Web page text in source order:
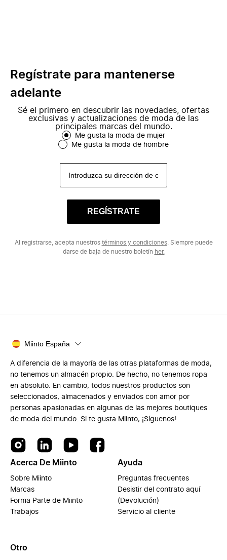
Regístrate para mantenerse
adelante
Sé el primero en descubrir las novedades, ofertas
exclusivas y actualizaciones de moda de las
principales marcas del mundo.
Me gusta la moda de mujer
Me gusta la moda de hombre
REGÍSTRATE
Al registrarse, acepta nuestros términos y condiciones. Siempre puede
darse de baja de nuestro boletín her.
Miinto España
A diferencia de la mayoría de las otras plataformas de moda,
no tenemos un almacén propio. De hecho, no tenemos ropa
en absoluto. En cambio, todos nuestros productos son
seleccionados, almacenados y enviados con amor por
personas apasionadas en algunas de las mejores boutiques
de moda del mundo. Si te gusta Miinto, ¡Síguenos!
Acerca De Miinto
Sobre Miinto
Marcas
Forma Parte de Miinto
Trabajos
Ayuda
Preguntas frecuentes
Desistir del contrato aquí
(Devolución)
Servicio al cliente
Otro